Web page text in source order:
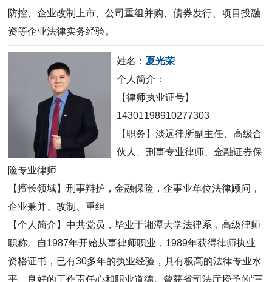
防控、企业改制上市、公司重组并购、债券发行、项目投融
资等企业法律实务经验。
姓名： 夏光荣
个人简介：
【律师执业证号】
14301198910277303
【职务】淡远律所副主任、高级合
伙人、刑事专业律师、金融证券保
险专业律师
【擅长领域】刑事辩护，金融保险，企事业单位法律顾问，
企业兼并、改制、重组
【个人简介】中共党员，毕业于湘潭大学法律系，高级律师
职称。自1987年开始从事律师职业，1989年获得律师执业
资格证书，已有30多年的执业经验，具有极高的法律专业水
平、良好的工作责任心和职业道德。曾获省司法厅授予的“三